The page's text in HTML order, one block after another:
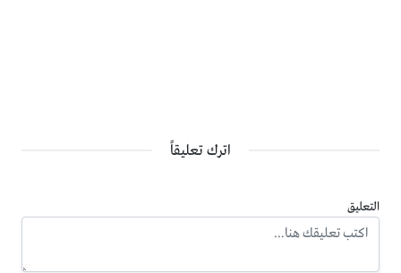
اترك تعليقاً
التعليق